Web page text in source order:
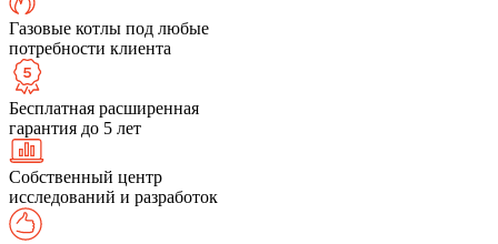
Газовые котлы под любые
потребности клиента
Бесплатная расширенная
гарантия до 5 лет
Собственный центр
исследований и разработок